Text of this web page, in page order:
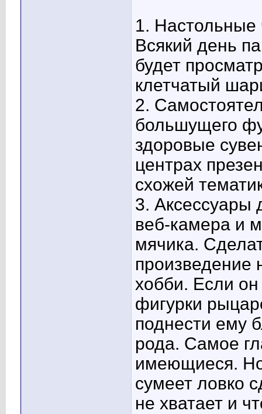
1.
Всякий день
будет
клетчатый
2.
большущего
здоровые
центрах
схожей
3. Аксессуары
веб-камера и
мячика.
произведение
хобби. Если
фигурки
поднести ему
рода. Самое
имеющиеся.
сумеет ловко
не хватает и